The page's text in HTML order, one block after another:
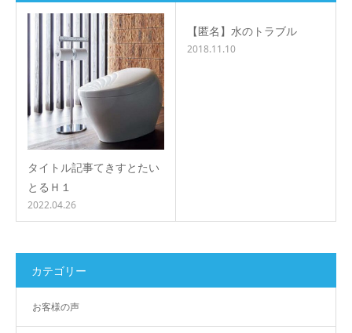
タイトル記事てきすとたい
とるＨ１
2022.04.26
【匿名】水のトラブル
2018.11.10
カテゴリー
お客様の声